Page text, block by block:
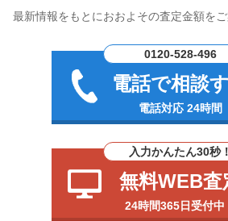
最新情報をもとにおおよその査定金額をご
0120-528-496
電話で相談
電話対応 24時間
入力かんたん30秒！
無料WEB査
24時間365日受付中